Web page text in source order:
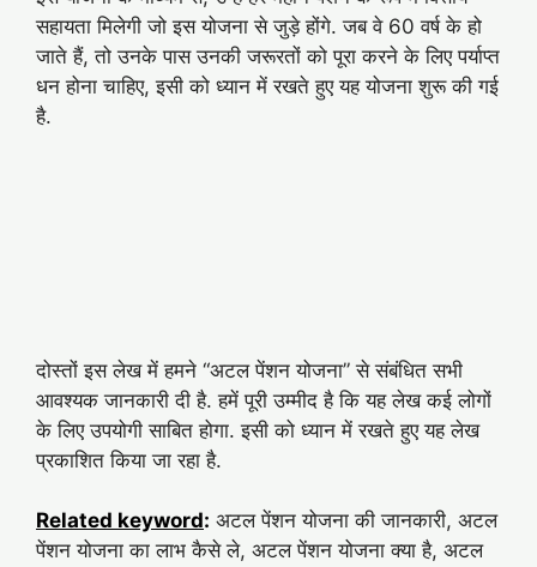
सहायता मिलेगी जो इस योजना से जुड़े होंगे. जब वे 60 वर्ष के हो
जाते हैं, तो उनके पास उनकी जरूरतों को पूरा करने के लिए पर्याप्त
धन होना चाहिए, इसी को ध्यान में रखते हुए यह योजना शुरू की गई
है.
दोस्तों इस लेख में हमने “अटल पेंशन योजना” से संबंधित सभी
आवश्यक जानकारी दी है. हमें पूरी उम्मीद है कि यह लेख कई लोगों
के लिए उपयोगी साबित होगा. इसी को ध्यान में रखते हुए यह लेख
प्रकाशित किया जा रहा है.
Related keyword: अटल पेंशन योजना की जानकारी, अटल
पेंशन योजना का लाभ कैसे ले, अटल पेंशन योजना क्या है, अटल